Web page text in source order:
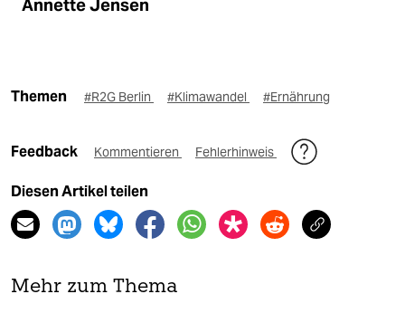
Annette Jensen
Themen #R2G Berlin #Klimawandel #Ernährung
Feedback Kommentieren Fehlerhinweis
Diesen Artikel teilen
Mehr zum Thema